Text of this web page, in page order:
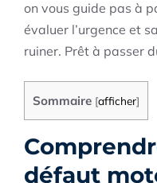
on vous guide pas à
évaluer l’urgence et
ruiner. Prêt à passer
Sommaire [afficher]
défaut